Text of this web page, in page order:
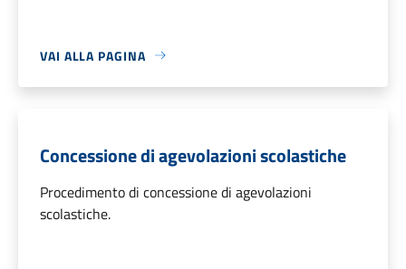
VAI ALLA PAGINA
Concessione di agevolazioni scolastiche
Procedimento di concessione di agevolazioni
scolastiche.